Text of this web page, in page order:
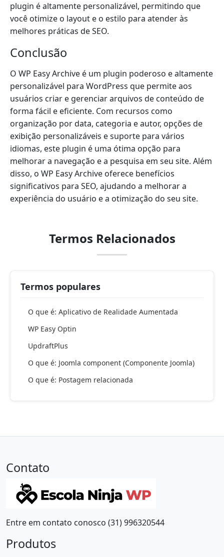
plugin é altamente personalizável, permitindo que
você otimize o layout e o estilo para atender às
melhores práticas de SEO.
Conclusão
O WP Easy Archive é um plugin poderoso e altamente
personalizável para WordPress que permite aos
usuários criar e gerenciar arquivos de conteúdo de
forma fácil e eficiente. Com recursos como
organização por data, categoria e autor, opções de
exibição personalizáveis e suporte para vários
idiomas, este plugin é uma ótima opção para
melhorar a navegação e a pesquisa em seu site. Além
disso, o WP Easy Archive oferece benefícios
significativos para SEO, ajudando a melhorar a
experiência do usuário e a otimização do seu site.
Termos Relacionados
Termos populares
O que é: Aplicativo de Realidade Aumentada
WP Easy Optin
UpdraftPlus
O que é: Joomla component (Componente Joomla)
O que é: Postagem relacionada
Contato
Entre em contato conosco (31) 996320544
Produtos